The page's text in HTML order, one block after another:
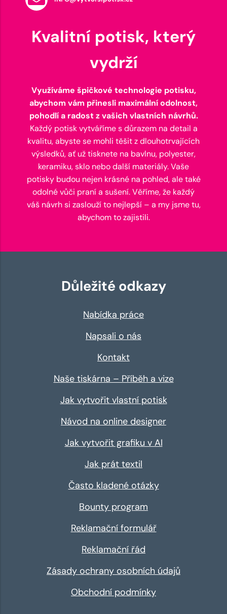
Kvalitní potisk, který
vydrží
Využíváme špičkové technologie potisku,
abychom vám přinesli maximální odolnost,
pohodlí a radost z vašich vlastních návrhů.
Každý potisk vytváříme s důrazem na detail a
kvalitu, abyste se mohli těšit z dlouhotrvajících
výsledků, ať už tisknete na bavlnu, polyester,
keramiku, sklo nebo další materiály. Vaše
potisky budou nejen krásné na pohled, ale také
odolné vůči praní a sušení. Věříme, že každý
váš návrh si zaslouží to nejlepší – a my jsme tu,
abychom to zajistili.
Důležité odkazy
Nabídka práce
Napsali o nás
Kontakt
Naše tiskárna – Příběh a vize
Jak vytvořit vlastní potisk
Návod na online designer
Jak vytvořit grafiku v AI
Jak prát textil
Často kladené otázky
Bounty program
Reklamační formulář
Reklamační řád
Zásady ochrany osobních údajů
Obchodní podmínky